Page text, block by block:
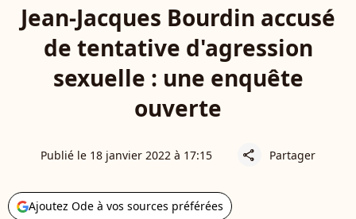
Jean-Jacques Bourdin accusé
de tentative d'agression
sexuelle : une enquête
ouverte
Publié le 18 janvier 2022 à 17:15 share Partager
Ajoutez Ode à vos sources préférées